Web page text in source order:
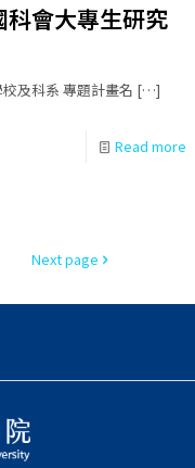
會大專生研究
及科系 專題計畫名 […]
Read more
Next page